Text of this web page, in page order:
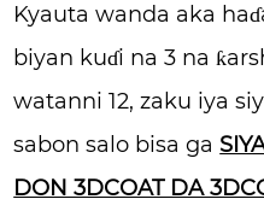
Kyauta wanda aka
biyan kuɗi na 3 na
watanni 12, zaku iya
sabon salo bisa ga
DON 3DCOAT DA